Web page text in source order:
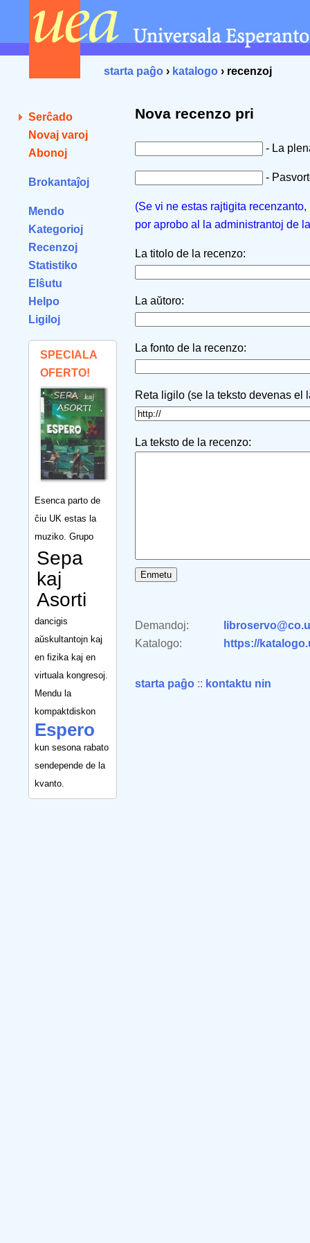
starta paĝo › katalogo › recenzoj
Serĉado
Novaj varoj
Abonoj
Brokantaĵoj
Mendo
Kategorioj
Recenzoj
Statistiko
Elŝutu
Helpo
Ligiloj
SPECIALA
OFERTO!
Esenca parto de
ĉiu UK estas la
muziko. Grupo
Sepa
kaj
Asorti
dancigis
aŭskultantojn kaj
en fizika kaj en
virtuala kongresoj.
Mendu la
kompaktdiskon
Espero
kun sesona rabato
sendepende de la
kvanto.
Nova recenzo pri
- La
-
(Se vi ne estas rajtigita
por aprobo al la administrantoj de
La titolo de la recenzo:
La aŭtoro:
La fonto de la recenzo:
Reta ligilo (se la teksto devenas el
La teksto de la recenzo:
Demandoj:
Katalogo:
https://
starta paĝo :: kontaktu nin